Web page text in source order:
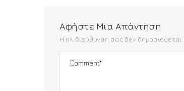
Αφήστε Μια Απάντηση
Η ηλ. διεύθυνση σας δεν δημοσιεύεται.